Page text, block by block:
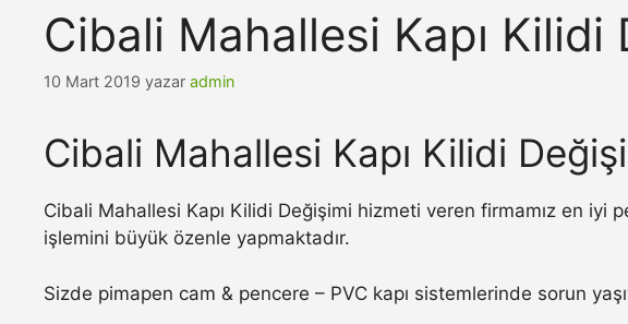
Cibali Mahallesi Kapı Kilidi
10 Mart 2019 yazar admin
Cibali Mahallesi Kapı Kilidi
Cibali Mahallesi Kapı Kilidi Değişimi hizmeti veren firmamız en iyi
işlemini büyük özenle yapmaktadır.
Sizde pimapen cam & pencere – PVC kapı sistemlerinde sorun